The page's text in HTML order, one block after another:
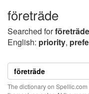
företräde
Searched forföreträde
English: priority,
The dictionary on